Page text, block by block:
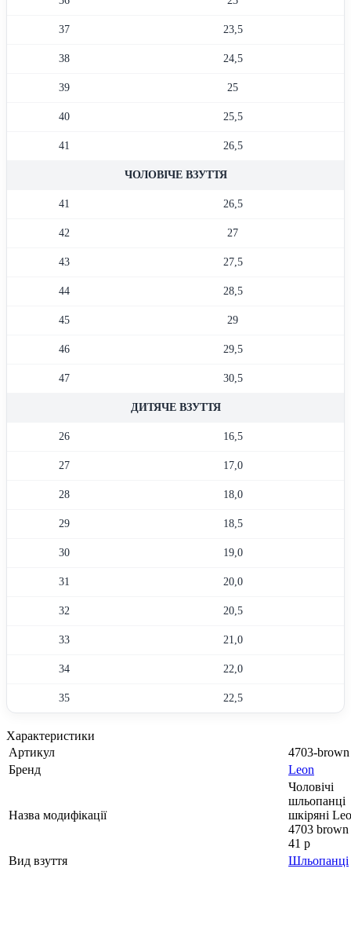
37 23,5
38 24,5
39 25
40 25,5
41 26,5
ЧОЛОВІЧЕ ВЗУТТЯ
41 26,5
42 27
43 27,5
44 28,5
45 29
46 29,5
47 30,5
ДИТЯЧЕ ВЗУТТЯ
26 16,5
27 17,0
28 18,0
29 18,5
30 19,0
31 20,0
32 20,5
33 21,0
34 22,0
35 22,5
Характеристики
Артикул
4703-brown
Бренд
Leon
Назва модифікації
Чоловічі
шльопанці
шкіряні
4703 brown
41 р
Вид взуття
Шльопанці